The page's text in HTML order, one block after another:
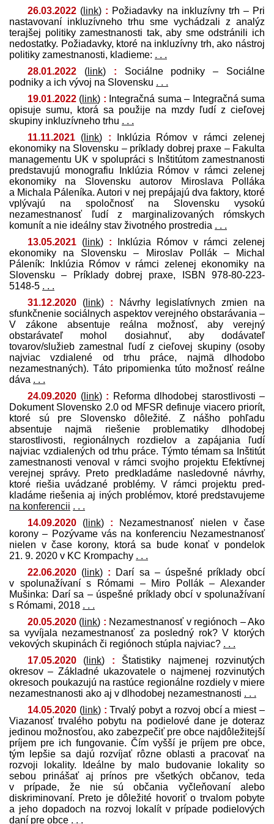
26.03.2022 ( link) : Požiadavky na inkluzívny trh – Pri
nastavovaní inkluzívneho trhu sme vychádzali z analýz
terajšej politiky zamestnanosti tak, aby sme odstránili ich
nedostatky. Požiadavky, ktoré na inkluzívny trh, ako nástroj
politiky zamestnanosti, kladieme: . . .
28.01.2022 (link) : Sociálne podniky – Sociálne
podniky a ich vývoj na Slovensku . . .
19.01.2022 ( link) : Integračná suma – Integračná suma
opisuje sumu, ktorá sa použije na mzdy ľudí z cieľovej
skupiny inkluzívneho trhu . . .
11.11.2021 ( link) : Inklúzia Rómov v rámci zelenej
ekonomiky na Slovensku – príklady dobrej praxe – Fakulta
managementu UK v spolupráci s Inštitútom zamestnanosti
pred­stavujú monografiu Inklúzia Rómov v rámci zelenej
ekonomiky na Slovensku autorov Miroslava Polláka
a Michala Páleníka. Autori v nej prepájajú dva faktory, ktoré
vplývajú na spoločnosť na Slovensku vysokú
nezamestnanosť ľudí z marginalizovaných rómskych
komunít a nie ideálny stav životného prostredia . . .
13.05.2021 ( link) : Inklúzia Rómov v rámci zelenej
ekonomiky na Slovensku – Miroslav Pollák – Michal
Páleník: Inklúzia Rómov v rámci zelenej ekonomiky na
Slovensku – Príklady dobrej praxe, ISBN 978-80-223-
5148-5 . . .
31.12.2020 (link) : Návrhy legislatívnych zmien na
sfunkčnenie sociálnych aspektov verejného obstarávania –
V zákone absentuje reálna možnosť, aby verejný
obstarávateľ mohol dosiahnuť, aby dodávateľ
tovarov/služieb zamestnal ľudí z cieľovej skupiny (osoby
najviac vzdialené od trhu práce, najmä dlhodobo
nezamestnaných). Táto pripomienka túto možnosť reálne
dáva . . .
24.09.2020 (link) : Reforma dlhodobej starostlivosti –
Dokument Slovensko 2.0 od MFSR definuje viacero priorít,
ktoré sú pre Slovensko dôležité. Z nášho pohľadu
absentuje najmä riešenie problematiky dlhodobej
starostlivosti, regionálnych rozdielov a zapájania ľudí
najviac vzdialených od trhu práce. Týmto témam sa Inštitút
zamestnanosti venoval v rámci svojho projektu Efektívnej
verejnej správy. Preto pred­kladáme nasledovné návrhy,
ktoré riešia uvádzané problémy. V rámci projektu pred­
kladáme riešenia aj iných problémov, ktoré pred­stavujeme
na konferencii . . .
14.09.2020 ( link) : Nezamestnanosť nielen v čase
korony – Pozývame vás na konferenciu Nezamestnanosť
nielen v čase korony, ktorá sa bude konať v pondelok
21. 9. 2020 v KC Krompachy . . .
22.06.2020 ( link) : Darí sa – úspešné príklady obcí
v spolunažívaní s Rómami – Miro Pollák – Alexander
Mušinka: Darí sa – úspešné príklady obcí v spolunažívaní
s Rómami, 2018 . . .
20.05.2020 ( link) : Nezamestnanosť v regiónoch – Ako
sa vyvíjala nezamestnanosť za posledný rok? V ktorých
vekových skupinách či regiónoch stúpla najviac? . . .
17.05.2020 ( link) : Štatistiky najmenej rozvinutých
okresov – Základné ukazovatele o najmenej rozvinutých
okresoch poukazujú na rastúce regionálne rozdiely v miere
nezamestnanosti ako aj v dlhodobej nezamestnanosti . . .
14.05.2020 (link) : Trvalý pobyt a rozvoj obcí a miest –
Viazanosť trvalého pobytu na podielové dane je doteraz
jedinou možnosťou, ako zabezpečiť pre obce najdôležitejší
príjem pre ich fungovanie. Čím vyšší je príjem pre obce,
tým lepšie sa dajú rozvíjať rôzne oblasti a pracovať na
rozvoji lokality. Ideálne by malo budovanie lokality so
sebou prinášať aj prínos pre všetkých občanov, teda
v prípade, že nie sú občania vyčleňovaní alebo
diskriminovaní. Preto je dôležité hovoriť o trvalom pobyte
a jeho dopadoch na rozvoj lokalít v prípade podielových
daní pre obce . . .